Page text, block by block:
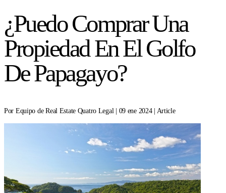
Preguntale a Qe...
¿Puedo Comprar Una
Propiedad En El Golfo
De Papagayo?
Por Equipo de Real Estate Quatro Legal | 09 ene 2024 | Article